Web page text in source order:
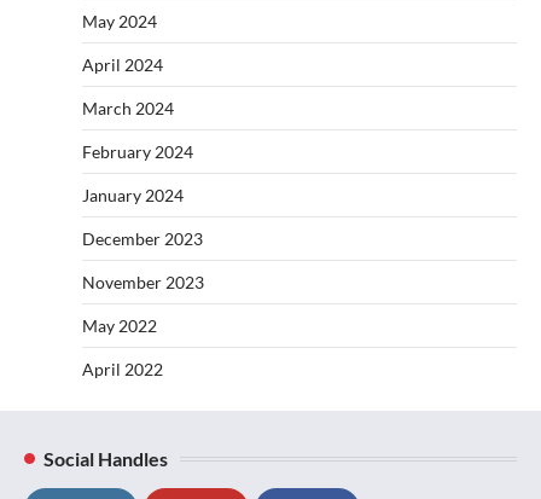
May 2024
April 2024
March 2024
February 2024
January 2024
December 2023
November 2023
May 2022
April 2022
Social Handles